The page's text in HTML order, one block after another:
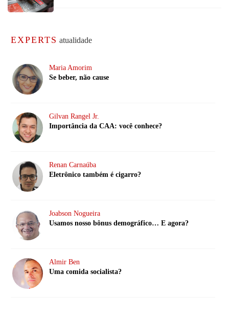
EXPERTS atualidade
Maria Amorim
Se beber, não cause
Gilvan Rangel Jr.
Importância da CAA: você conhece?
Renan Carnaúba
Eletrônico também é cigarro?
Joabson Nogueira
Usamos nosso bônus demográfico… E agora?
Almir Ben
Uma comida socialista?